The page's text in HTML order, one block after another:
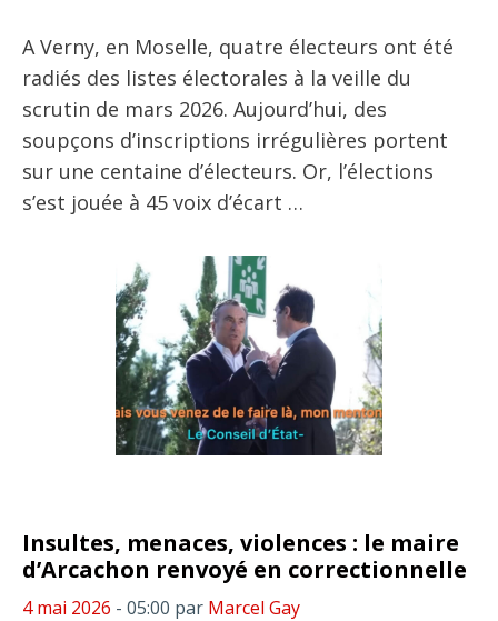
A Verny, en Moselle, quatre électeurs ont été
radiés des listes électorales à la veille du
scrutin de mars 2026. Aujourd’hui, des
soupçons d’inscriptions irrégulières portent
sur une centaine d’électeurs. Or, l’élections
s’est jouée à 45 voix d’écart …
Insultes, menaces, violences : le maire
d’Arcachon renvoyé en correctionnelle
4 mai 2026 - 05:00 par Marcel Gay